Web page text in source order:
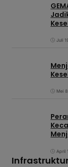
Juli
Mei
April